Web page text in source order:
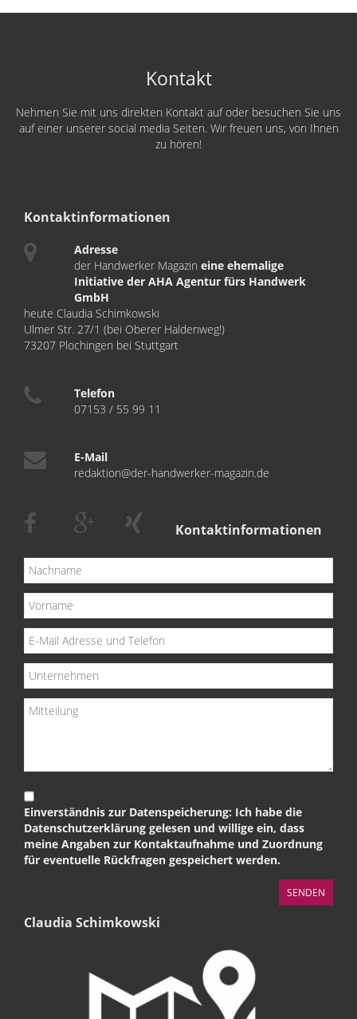
Kontakt
Nehmen Sie mit uns direkten Kontakt auf oder besuchen Sie uns
auf einer unserer social media Seiten. Wir freuen uns, von Ihnen
zu hören!
Kontaktinformationen
Adresse
der Handwerker Magazineine ehemalige
Initiative der AHA Agentur fürs Handwerk
GmbH
heute Claudia Schimkowski
Ulmer Str. 27/1 (bei Oberer Haldenweg!)
73207 Plochingen bei Stuttgart
Telefon
07153 / 55 99 11
E-Mail
redaktion@der-handwerker-magazin.de
Kontaktinformationen
Einverständnis zur Datenspeicherung: Ich habe die
Datenschutzerklärung gelesen und willige ein, dass
meine Angaben zur Kontaktaufnahme und Zuordnung
für eventuelle Rückfragen gespeichert werden.
Claudia Schimkowski